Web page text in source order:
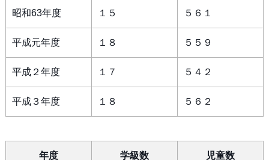
昭和63年度 １５ ５６１
平成元年度 １８ ５５９
平成２年度 １７ ５４２
平成３年度 １８ ５６２
年度 学級数 児童数